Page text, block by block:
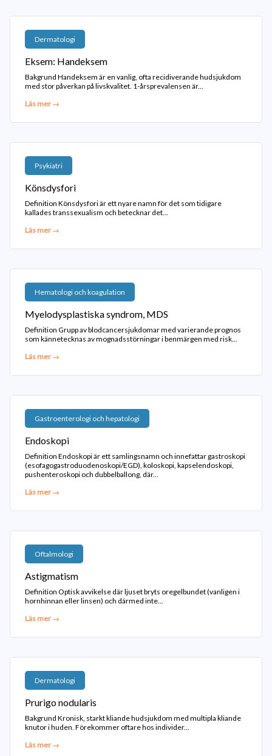
Dermatologi
Eksem: Handeksem
Bakgrund Handeksem är en vanlig, ofta recidiverande hudsjukdom
med stor påverkan på livskvalitet. 1-årsprevalensen är...
Läs mer →
Psykiatri
Könsdysfori
Definition Könsdysfori är ett nyare namn för det som tidigare
kallades transsexualism och betecknar det...
Läs mer →
Hematologi och koagulation
Myelodysplastiska syndrom, MDS
Definition Grupp av blodcancersjukdomar med varierande prognos
som kännetecknas av mognadsstörningar i benmärgen med risk...
Läs mer →
Gastroenterologi och hepatologi
Endoskopi
Definition Endoskopi är ett samlingsnamn och innefattar gastroskopi
(esofagogastroduodenoskopi/EGD), koloskopi, kapselendoskopi,
pushenteroskopi och dubbelballong, där...
Läs mer →
Oftalmologi
Astigmatism
Definition Optisk avvikelse där ljuset bryts oregelbundet (vanligen i
hornhinnan eller linsen) och därmed inte...
Läs mer →
Dermatologi
Prurigo nodularis
Bakgrund Kronisk, starkt kliande hudsjukdom med multipla kliande
knutor i huden. Förekommer oftare hos individer...
Läs mer →